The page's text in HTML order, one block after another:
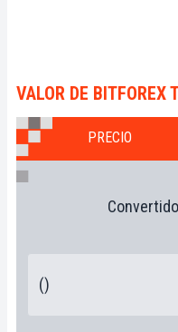
VALOR DE BITFOREX
PRECIO